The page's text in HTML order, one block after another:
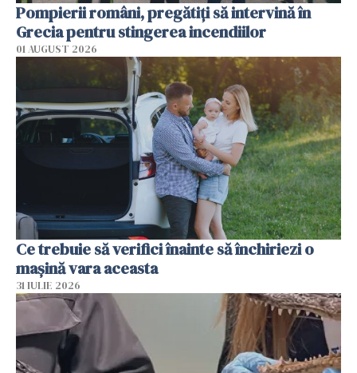
Pompierii români, pregătiţi să intervină în
Grecia pentru stingerea incendiilor
01 AUGUST 2026
Ce trebuie să verifici înainte să închiriezi o
mașină vara aceasta
31 IULIE 2026